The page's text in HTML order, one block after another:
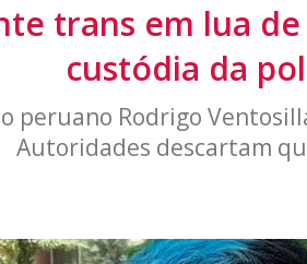
trans em lua
custódia da
peruano Rodrigo
Autoridades descartam